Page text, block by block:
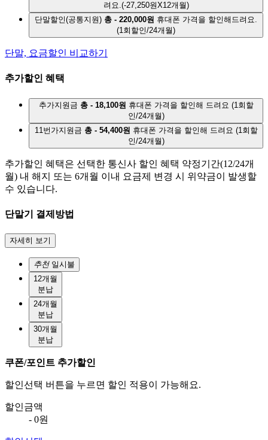
려요.(-27,250원X12개월)
단말할인(공통지원) 총 - 220,000원 휴대폰 가격을 할인해드려요.
(1회할인/24개월)
단말, 요금할인 비교하기
추가할인 혜택
추가지원금 총 - 18,100원 휴대폰 가격을 할인해 드려요 (1회할
인/24개월)
11번가지원금 총 - 54,400원 휴대폰 가격을 할인해 드려요 (1회할
인/24개월)
추가할인 혜택은 선택한 통신사 할인 혜택 약정기간(12/24개
월) 내 해지 또는 6개월 이내 요금제 변경 시 위약금이 발생할
수 있습니다.
단말기 결제방법
자세히 보기
추천 일시불
12개월
분납
24개월
분납
30개월
분납
쿠폰/포인트 추가할인
할인선택 버튼을 누르면 할인 적용이 가능해요.
할인금액
- 0원